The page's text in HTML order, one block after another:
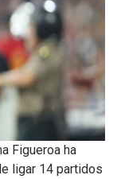
Figueroa ha
ligar 14 partidos